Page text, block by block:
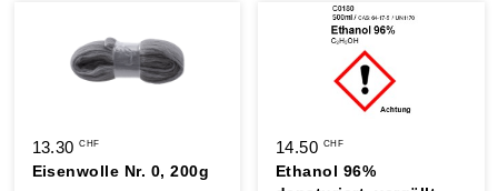
13.30CHF
Eisenwolle Nr. 0, 200g
14.50 CHF
Ethanol 96%